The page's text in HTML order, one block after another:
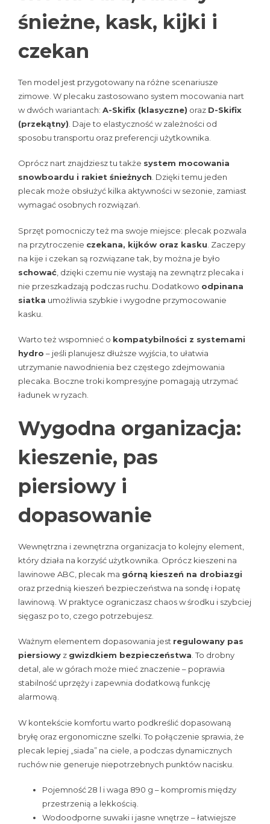
śnieżne, kask, kijki i
czekan
Ten model jest przygotowany na różne scenariusze
zimowe. W plecaku zastosowano system mocowania nart
w dwóch wariantach: A-Skifix (klasyczne) oraz D-Skifix
(przekątny) . Daje to elastyczność w zależności od
sposobu transportu oraz preferencji użytkownika.
Oprócz nart znajdziesz tu także system mocowania
snowboardu i rakiet śnieżnych . Dzięki temu jeden
plecak może obsłużyć kilka aktywności w sezonie, zamiast
wymagać osobnych rozwiązań.
Sprzęt pomocniczy też ma swoje miejsce: plecak pozwala
na przytroczenie czekana, kijków oraz kasku . Zaczepy
na kije i czekan są rozwiązane tak, by można je było
schować , dzięki czemu nie wystają na zewnątrz plecaka i
nie przeszkadzają podczas ruchu. Dodatkowo odpinana
siatka umożliwia szybkie i wygodne przymocowanie
kasku.
Warto też wspomnieć o kompatybilności z systemami
hydro – jeśli planujesz dłuższe wyjścia, to ułatwia
utrzymanie nawodnienia bez częstego zdejmowania
plecaka. Boczne troki kompresyjne pomagają utrzymać
ładunek w ryzach.
Wygodna organizacja:
kieszenie, pas
piersiowy i
dopasowanie
Wewnętrzna i zewnętrzna organizacja to kolejny element,
który działa na korzyść użytkownika. Oprócz kieszeni na
lawinowe ABC, plecak ma górną kieszeń na drobiazgi
oraz przednią kieszeń bezpieczeństwa na sondę i łopatę
lawinową. W praktyce ograniczasz chaos w środku i szybciej
sięgasz po to, czego potrzebujesz.
Ważnym elementem dopasowania jest regulowany pas
piersiowy z gwizdkiem bezpieczeństwa . To drobny
detal, ale w górach może mieć znaczenie – poprawia
stabilność uprzęży i zapewnia dodatkową funkcję
alarmową.
W kontekście komfortu warto podkreślić dopasowaną
bryłę oraz ergonomiczne szelki. To połączenie sprawia, że
plecak lepiej „siada” na ciele, a podczas dynamicznych
ruchów nie generuje niepotrzebnych punktów nacisku.
Pojemność 28 l i waga 890 g – kompromis między
przestrzenią a lekkością.
Wodoodporne suwaki i jasne wnętrze – łatwiejsze